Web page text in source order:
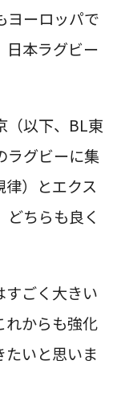
ヨーロッパで
日本ラグビー
（以下、BL東
ラグビーに集
）とエクス
ちらも良く
すごく大きい
れからも強化
たいと思いま